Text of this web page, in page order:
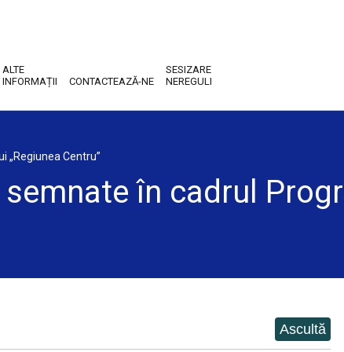
ALTE
INFORMAȚII
CONTACTEAZĂ-NE
SESIZARE
NEREGULI
„Regiunea Centru”
în cadrul